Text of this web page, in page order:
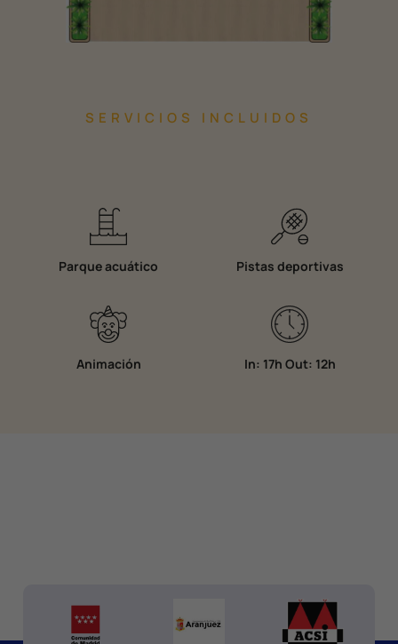
SERVICIOS INCLUIDOS
Parque acuático Pistas deportivas
Animación In: 17h Out: 12h